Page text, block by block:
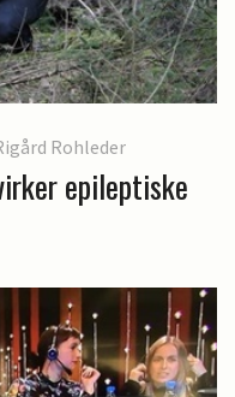
Rohleder
epileptiske